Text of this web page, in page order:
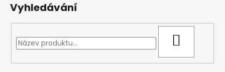
Vyhledávání